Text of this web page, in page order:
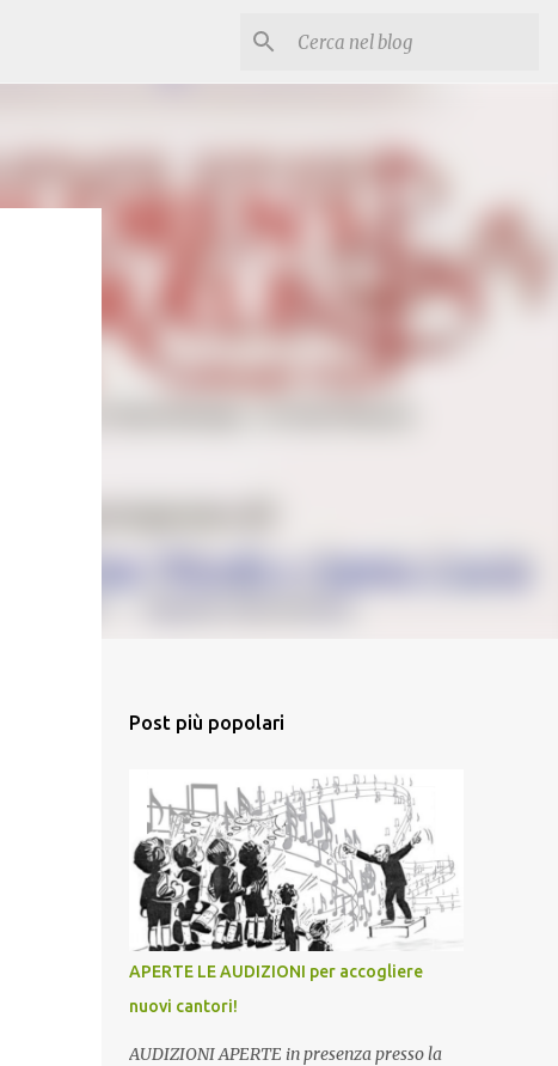
Post più popolari
APERTE LE AUDIZIONI per accogliere
nuovi cantori!
AUDIZIONI APERTE in presenza presso la